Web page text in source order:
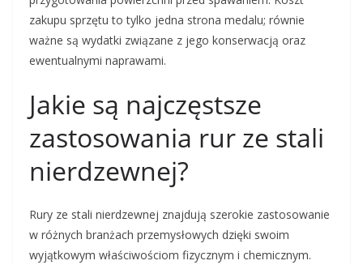
zakupu sprzętu to tylko jedna strona medalu; równie
ważne są wydatki związane z jego konserwacją oraz
ewentualnymi naprawami.
Jakie są najczęstsze
zastosowania rur ze stali
nierdzewnej?
Rury ze stali nierdzewnej znajdują szerokie zastosowanie
w różnych branżach przemysłowych dzięki swoim
wyjątkowym właściwościom fizycznym i chemicznym.